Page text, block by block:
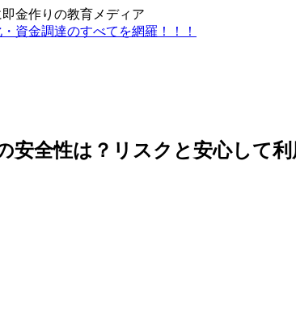
金作りの教育メディア
資金調達のすべてを網羅！！！
安全性は？リスクと安心して